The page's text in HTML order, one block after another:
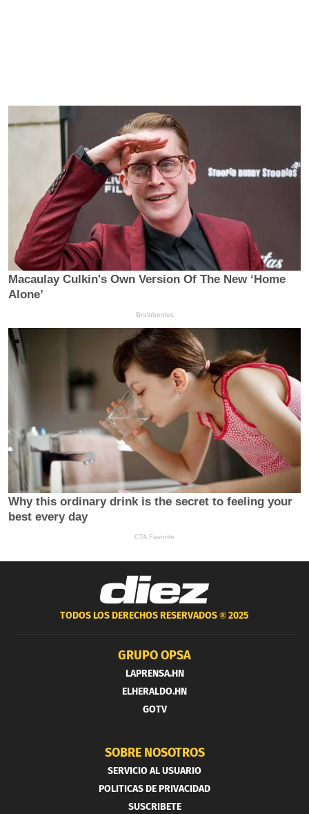
TODOS LOS DERECHOS RESERVADOS ®2025
GRUPO OPSA
LAPRENSA.HN
ELHERALDO.HN
GOTV
SOBRE NOSOTROS
SERVICIO AL USUARIO
POLITICAS DE PRIVACIDAD
SUSCRIBETE